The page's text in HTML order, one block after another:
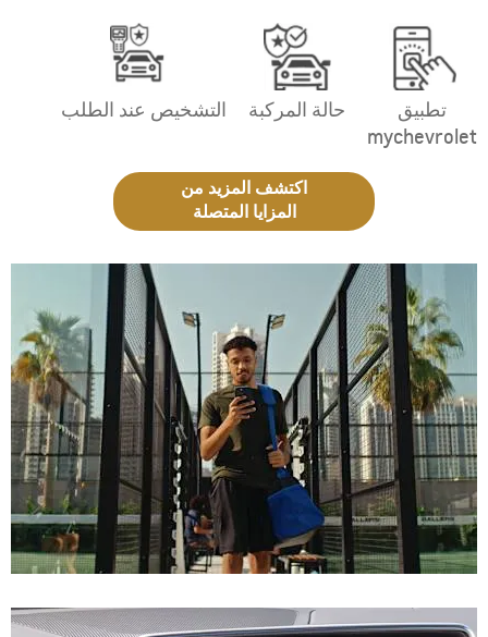
تطبيق
mychevrolet
حالة المركبة التشخيص عند الطلب
اكتشف المزيد من
المزايا المتصلة